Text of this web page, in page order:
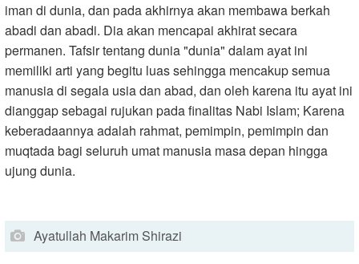
iman di dunia, dan pada akhirnya akan membawa berkah
abadi dan abadi. Dia akan mencapai akhirat secara
permanen. Tafsir tentang dunia "dunia" dalam ayat ini
memiliki arti yang begitu luas sehingga mencakup semua
manusia di segala usia dan abad, dan oleh karena itu ayat ini
dianggap sebagai rujukan pada finalitas Nabi Islam; Karena
keberadaannya adalah rahmat, pemimpin, pemimpin dan
muqtada bagi seluruh umat manusia masa depan hingga
ujung dunia.
Ayatullah Makarim Shirazi